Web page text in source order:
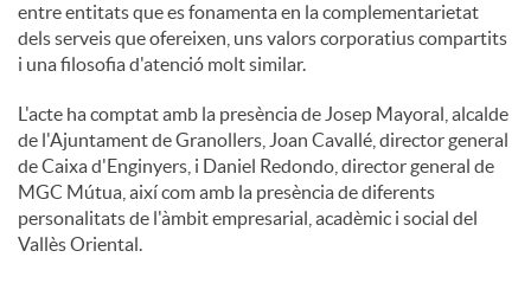
entre entitats que es fonamenta en la complementarietat
dels serveis que ofereixen, uns valors corporatius compartits
i una filosofia d'atenció molt similar.
L'acte ha comptat amb la presència de Josep Mayoral, alcalde
de l'Ajuntament de Granollers, Joan Cavallé, director general
de Caixa d'Enginyers, i Daniel Redondo, director general de
MGC Mútua, així com amb la presència de diferents
personalitats de l'àmbit empresarial, acadèmic i social del
Vallès Oriental.